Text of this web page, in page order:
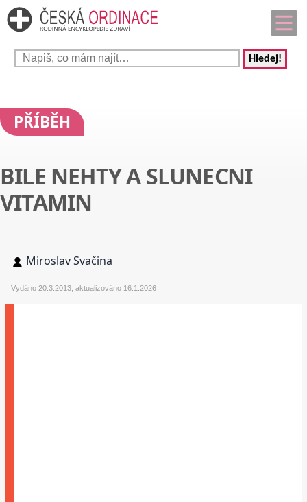
Hledej!
PŘÍBĚH
BILE NEHTY A SLUNECNI
VITAMIN
Miroslav Svačina
Vydáno 20.3.2013, aktualizováno 16.1.2026